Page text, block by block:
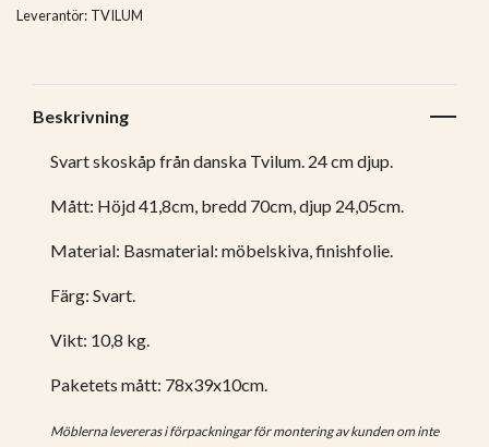
Leverantör: TVILUM
Beskrivning
Svart skoskåp från danska Tvilum. 24 cm djup.
Mått: Höjd 41,8cm, bredd 70cm, djup 24,05cm.
Material: Basmaterial: möbelskiva, finishfolie.
Färg: Svart.
Vikt: 10,8 kg.
Paketets mått: 78x39x10cm.
Möblerna levereras i förpackningar för montering av kunden om inte